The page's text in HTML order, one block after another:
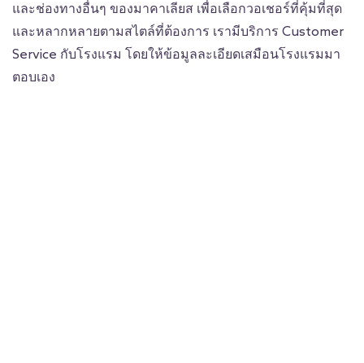
และช่องทางอื่นๆ ของมาคาเลียส เพื่อเลือกวอเชอร์ที่คุ้มที่สุด
และหลากหลายตามสไตล์ที่ต้องการ เรามีบริการ Customer
Service กับโรงแรม โดยให้ข้อมูลละเอียดเสมือนโรงแรมมา
ตอบเอง